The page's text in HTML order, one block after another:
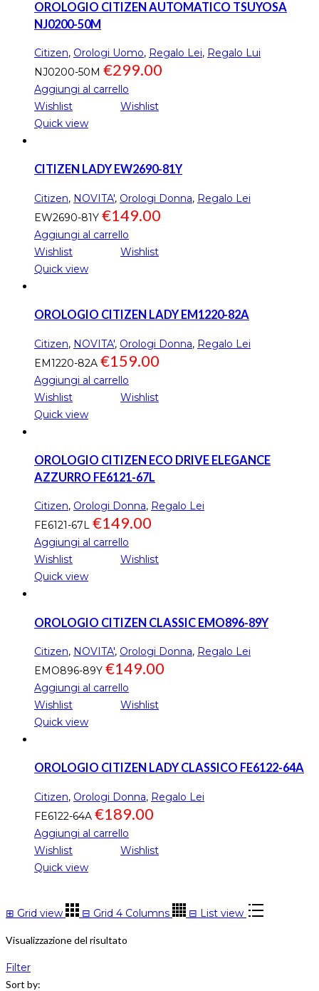
OROLOGIO CITIZEN AUTOMATICO TSUYOSA
NJ0200-50M
Citizen, Orologi Uomo, Regalo Lei, Regalo Lui
NJ0200-50M €299.00
Aggiungi al carrello
Wishlist
Wishlist
Quick view
CITIZEN LADY EW2690-81Y
Citizen, NOVITA', Orologi Donna, Regalo Lei
EW2690-81Y €149.00
Aggiungi al carrello
Wishlist
Wishlist
Quick view
OROLOGIO CITIZEN LADY EM1220-82A
Citizen, NOVITA', Orologi Donna, Regalo Lei
EM1220-82A €159.00
Aggiungi al carrello
Wishlist
Wishlist
Quick view
OROLOGIO CITIZEN ECO DRIVE ELEGANCE
AZZURRO FE6121-67L
Citizen, Orologi Donna, Regalo Lei
FE6121-67L €149.00
Aggiungi al carrello
Wishlist
Wishlist
Quick view
OROLOGIO CITIZEN CLASSIC EMO896-89Y
Citizen, NOVITA', Orologi Donna, Regalo Lei
EMO896-89Y €149.00
Aggiungi al carrello
Wishlist
Wishlist
Quick view
OROLOGIO CITIZEN LADY CLASSICO FE6122-64A
Citizen, Orologi Donna, Regalo Lei
FE6122-64A €189.00
Aggiungi al carrello
Wishlist
Wishlist
Quick view
⊞ Grid view ⊟ Grid 4 Columns ⊟ List view
Visualizzazione del risultato
Filter
Sort by: